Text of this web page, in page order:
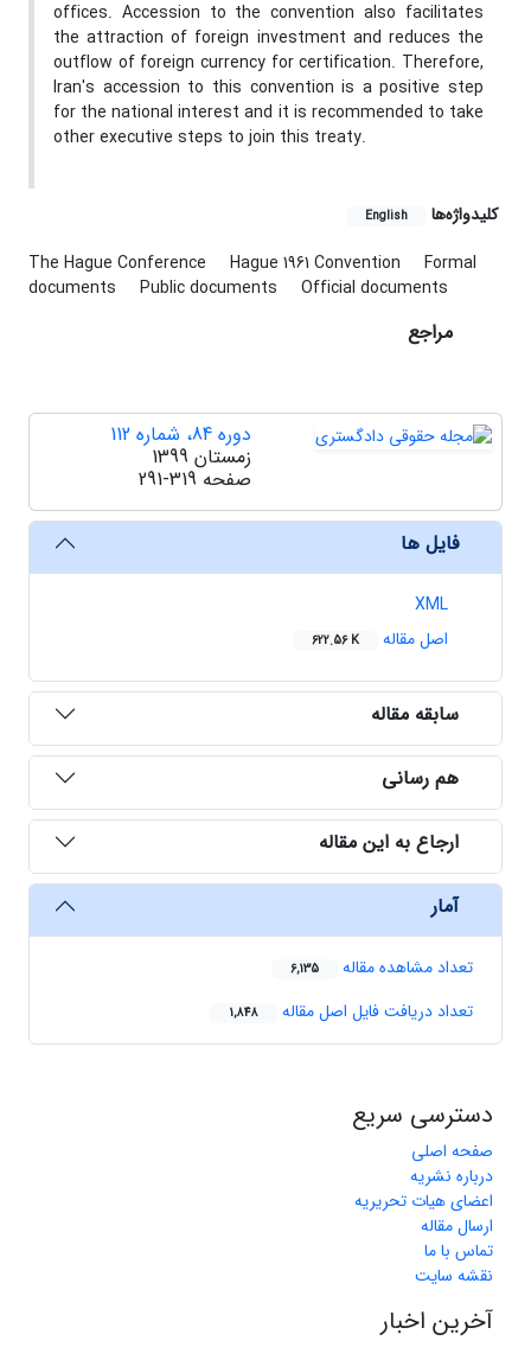
offices. Accession to the convention also facilitates
the attraction of foreign investment and reduces the
outflow of foreign currency for certification. Therefore,
Iran's accession to this convention is a positive step
for the national interest and it is recommended to take
other executive steps to join this treaty.
کلیدواژه‌ها English
The Hague Conference Hague 1961 Convention
Formal
documents
Public documents Official documents
مراجع
دوره 84، شماره 112
زمستان 1399
صفحه 291-319
فایل ها
XML
اصل مقاله
622.56 K
سابقه مقاله
هم رسانی
ارجاع به این مقاله
آمار
تعداد مشاهده مقاله 6,135
تعداد دریافت فایل اصل مقاله 1,848
دسترسی سریع
صفحه اصلی
درباره نشریه
اعضای هیات تحریریه
ارسال مقاله
تماس با ما
نقشه سایت
آخرین اخبار